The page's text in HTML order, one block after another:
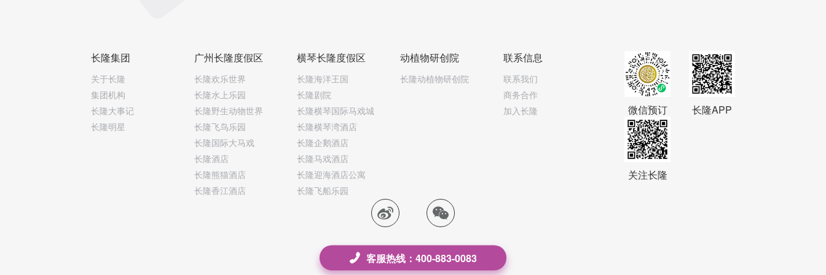
长隆集团
关于长隆
集团机构
长隆大事记
长隆明星
广州长隆度假区
长隆欢乐世界
长隆水上乐园
长隆野生动物世界
长隆飞鸟乐园
长隆国际大马戏
长隆酒店
长隆熊猫酒店
长隆香江酒店
横琴长隆度假区
长隆海洋王国
长隆剧院
长隆横琴国际马戏城
长隆横琴湾酒店
长隆企鹅酒店
长隆马戏酒店
长隆迎海酒店公寓
长隆飞船乐园
动植物研创院
长隆动植物研创院
联系信息
联系我们
商务合作
加入长隆
微信预订 长隆APP
关注长隆
客服热线：400-883-0083